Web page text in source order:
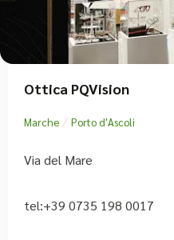
Ottica PQVision
Marche / Porto d'Ascoli
Via del Mare
tel:+39 0735 198 0017